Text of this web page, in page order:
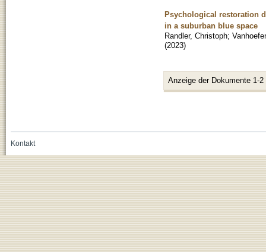
Psychological restoration
in a suburban blue space
Randler, Christoph;
(2023)
Anzeige der Dokumente 1-2
Kontakt